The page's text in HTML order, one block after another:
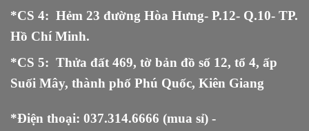
*CS 4: Hẻm 23 đường Hòa Hưng- P.12- Q.10- TP.
Hồ Chí Minh.
*CS 5: Thửa đất 469, tờ bản đồ số 12, tổ 4, ấp
Suối Mây, thành phố Phú Quốc, Kiên Giang
*Điện thoại: 037.314.6666 (mua sỉ) -